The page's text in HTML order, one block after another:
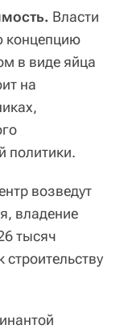
Власти
концепцию
в виде яйца
на
политики.
возведут
владение
тысяч